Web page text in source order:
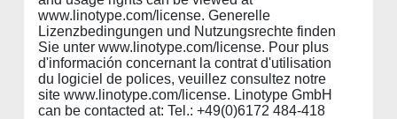
www.linotype.com/license. Generelle
Lizenzbedingungen und Nutzungsrechte finden
Sie unter www.linotype.com/license. Pour plus
d'información concernant la contrat d'utilisation
du logiciel de polices, veuillez consultez notre
site www.linotype.com/license. Linotype GmbH
can be contacted at: Tel.: +49(0)6172 484-418